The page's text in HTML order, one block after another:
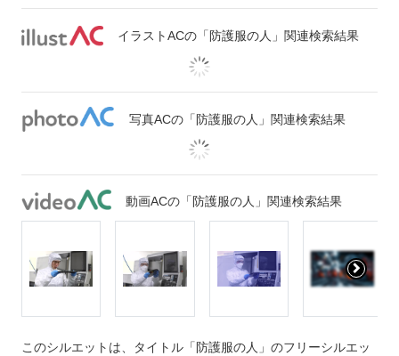
イラストACの「防護服の人」関連検索結果
写真ACの「防護服の人」関連検索結果
動画ACの「防護服の人」関連検索結果
このシルエットは、タイトル「防護服の人」のフリーシルエッ